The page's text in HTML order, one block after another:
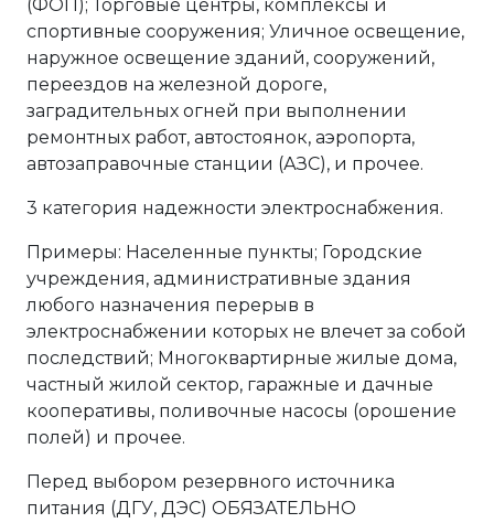
(ФОП); Торговые центры, комплексы и
спортивные сооружения; Уличное освещение,
наружное освещение зданий, сооружений,
переездов на железной дороге,
заградительных огней при выполнении
ремонтных работ, автостоянок, аэропорта,
автозаправочные станции (АЗС), и прочее.
3 категория надежности электроснабжения.
Примеры: Населенные пункты; Городские
учреждения, административные здания
любого назначения перерыв в
электроснабжении которых не влечет за собой
последствий; Многоквартирные жилые дома,
частный жилой сектор, гаражные и дачные
кооперативы, поливочные насосы (орошение
полей) и прочее.
Перед выбором резервного источника
питания (ДГУ, ДЭС) ОБЯЗАТЕЛЬНО